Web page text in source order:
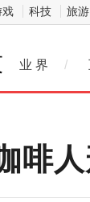
戏 科技 旅游
业 界 /
啡